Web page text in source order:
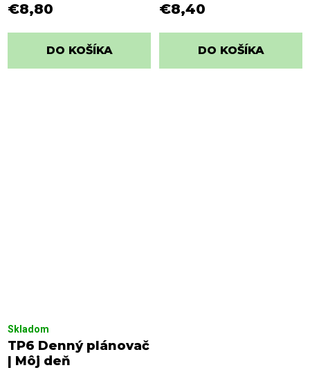
€8,80
DO KOŠÍKA
€8,40
DO KOŠÍKA
TP6 Denný plánovač
| Môj deň
Skladom